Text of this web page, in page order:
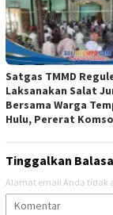
Satgas TMMD
Laksanakan Salat
Bersama Warga
Hulu, Pererat
Tinggalkan
Alamat email Anda tidak